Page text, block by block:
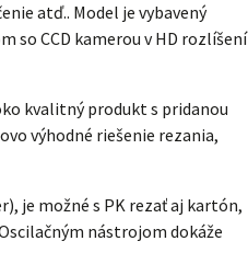
atď.. Model je vybavený
so CCD kamerou v HD rozlíšení
kvalitný produkt s pridanou
výhodné riešenie rezania,
je možné s PK rezať aj kartón,
nástrojom dokáže